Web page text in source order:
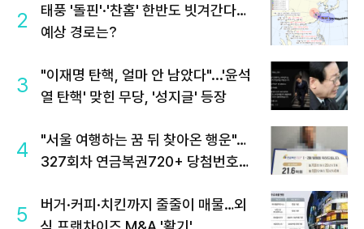
2
태풍 '돌핀'·'찬홈' 한반도 빗겨간다…
예상 경로는?
3
"이재명 탄핵, 얼마 안 남았다"...'윤석
열 탄핵' 맞힌 무당, '성지글' 등장
4
"서울 여행하는 꿈 뒤 찾아온 행운"…
327회차 연금복권720+ 당첨번호조
5
버거·커피·치킨까지 줄줄이 매물…외